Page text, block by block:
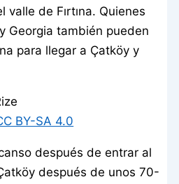
de Fırtına. Quienes
Georgia también pueden
para llegar a Çatköy y
BY-SA 4.0
después de entrar al
después de unos 70-